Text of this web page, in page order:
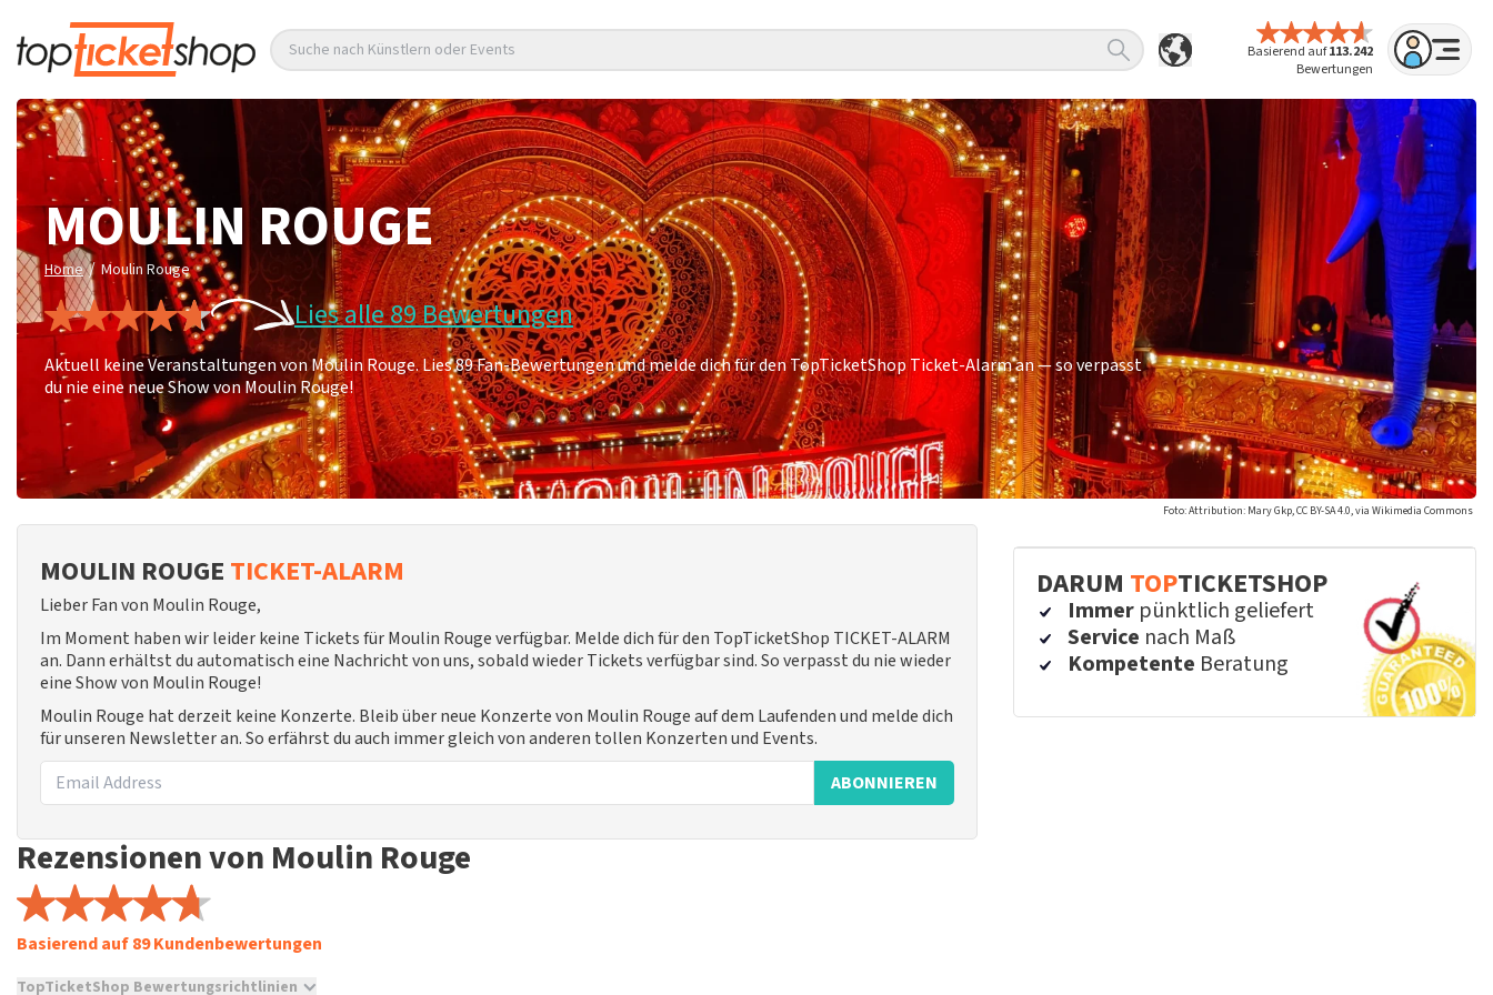
Basierend auf113.242
Bewertungen
Suche nach Künstlern oder Events
MOULIN ROUGE
Home / Moulin Rouge
Lies alle 89 Bewertungen
Aktuell keine Veranstaltungen von Moulin Rouge. Lies 89 Fan-Bewertungen und melde dich für den TopTicketShop Ticket-Alarm an — so verpasst
du nie eine neue Show von Moulin Rouge!
Foto: Attribution: Mary Gkp, CC BY-SA 4.0, via Wikimedia Commons
MOULIN ROUGE TICKET-ALARM
Lieber Fan von Moulin Rouge,
Im Moment haben wir leider keine Tickets für Moulin Rouge verfügbar. Melde dich für den TopTicketShop TICKET-ALARM
an. Dann erhältst du automatisch eine Nachricht von uns, sobald wieder Tickets verfügbar sind. So verpasst du nie wieder
eine Show von Moulin Rouge!
Moulin Rouge hat derzeit keine Konzerte. Bleib über neue Konzerte von Moulin Rouge auf dem Laufenden und melde dich
für unseren Newsletter an. So erfährst du auch immer gleich von anderen tollen Konzerten und Events.
ABONNIEREN
Rezensionen von Moulin Rouge
Basierend auf 89 Kundenbewertungen
TopTicketShop Bewertungsrichtlinien
DARUM TOPTICKETSHOP
Immer pünktlich geliefert
Service nach Maß
Kompetente Beratung